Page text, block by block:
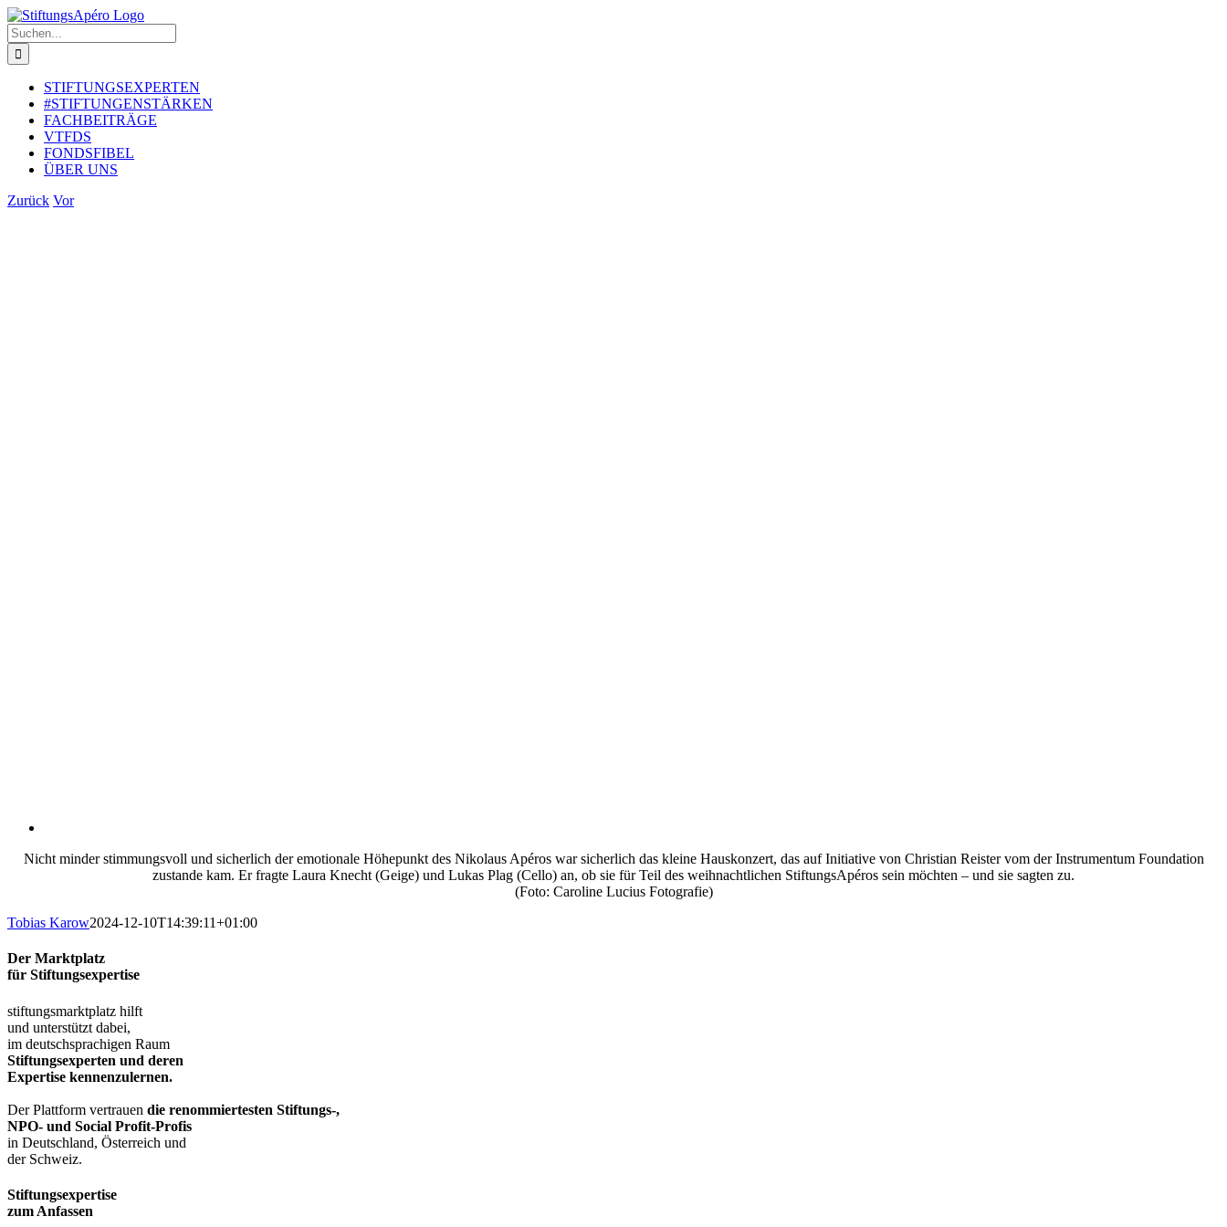
Zum
Inhalt
springen
Suche
nach:
STIFTUNGSEXPERTEN
#STIFTUNGENSTÄRKEN
FACHBEITRÄGE
VTFDS
FONDSFIBEL
ÜBER UNS
Zurück Vor
Nicht minder stimmungsvoll und sicherlich der emotionale Höhepunkt des Nikolaus Apéros war sicherlich das kleine Hauskonzert, das auf Initiative von Christian Reister vom der Instrumentum Foundation
zustande kam. Er fragte Laura Knecht (Geige) und Lukas Plag (Cello) an, ob sie für Teil des weihnachtlichen StiftungsApéros sein möchten – und sie sagten zu.
(Foto: Caroline Lucius Fotografie)
Tobias Karow2024-12-10T14:39:11+01:00
Der Marktplatz
für Stiftungsexpertise
stiftungsmarktplatz hilft
und unterstützt dabei,
im deutschsprachigen Raum
Stiftungsexperten und deren
Expertise kennenzulernen.
Der Plattform vertrauen die renommiertesten Stiftungs-,
NPO- und Social Profit-Profis
in Deutschland, Österreich und
der Schweiz.
Stiftungsexpertise
zum Anfassen